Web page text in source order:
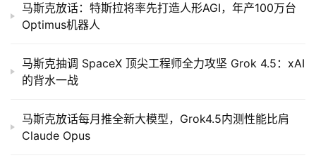
马斯克放话：特斯拉将率先打造人形AGI，年产100万台
Optimus机器人
马斯克抽调 SpaceX 顶尖工程师全力攻坚 Grok 4.5：xAI
的背水一战
马斯克放话每月推全新大模型，Grok4.5内测性能比肩
Claude Opus